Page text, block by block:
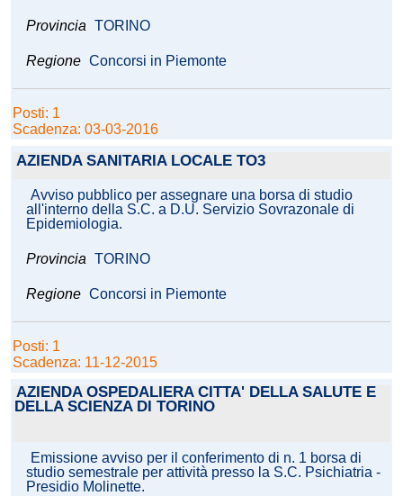
Provincia TORINO
Regione Concorsi in Piemonte
Posti: 1
Scadenza: 03-03-2016
AZIENDA SANITARIA LOCALE TO3
Avviso pubblico per assegnare una borsa di studio
all'interno della S.C. a D.U. Servizio Sovrazonale di
Epidemiologia.
Provincia TORINO
Regione Concorsi in Piemonte
Posti: 1
Scadenza: 11-12-2015
AZIENDA OSPEDALIERA CITTA' DELLA SALUTE E
DELLA SCIENZA DI TORINO
Emissione avviso per il conferimento di n. 1 borsa di
studio semestrale per attività presso la S.C. Psichiatria -
Presidio Molinette.